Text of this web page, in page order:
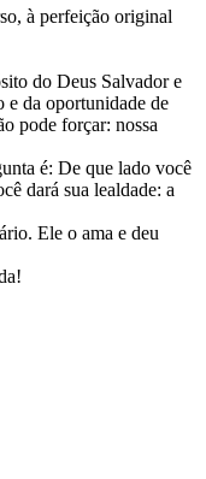
à perfeição original
do Deus Salvador e
e da oportunidade de
pode forçar: nossa
é: De que lado você
dará sua lealdade: a
Ele o ama e deu